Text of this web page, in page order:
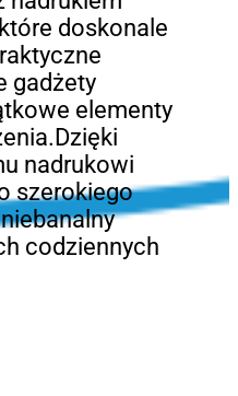
doskonale
gadżety
elementy
nadrukowi
szerokiego
codziennych